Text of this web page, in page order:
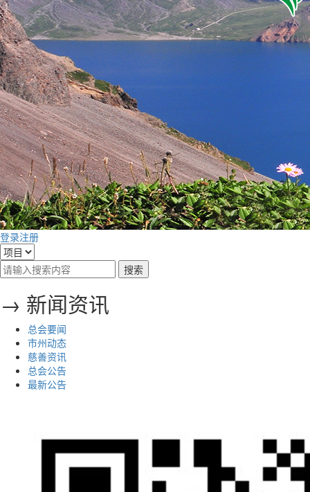
登录注册
→ 新闻资讯
总会要闻
市州动态
慈善资讯
总会公告
最新公告